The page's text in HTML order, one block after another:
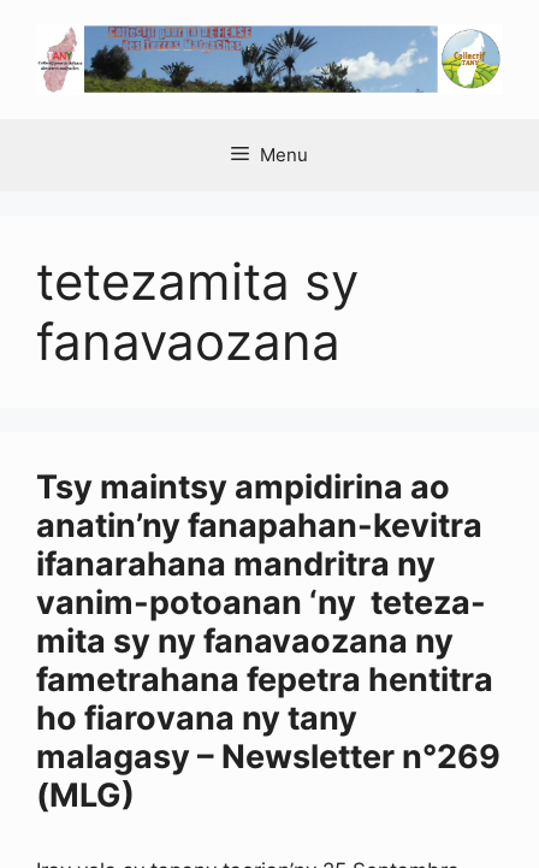
contenu
Menu
tetezamita sy
fanavaozana
Tsy maintsy ampidirina ao
anatin’ny fanapahan-kevitra
ifanarahana mandritra ny
vanim-potoanan ‘ny teteza-
mita sy ny fanavaozana ny
fametrahana fepetra hentitra
ho fiarovana ny tany
malagasy – Newsletter n°269
(MLG)